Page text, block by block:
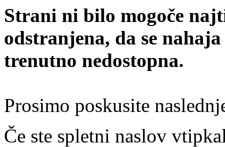
Strani ni bilo mogoče
odstranjena, da se
trenutno nedostopna.
Prosimo poskusite
Če ste spletni naslov